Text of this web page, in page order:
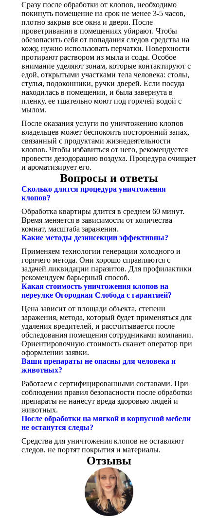
Сразу после обработки от клопов, необходимо
покинуть помещение на срок не менее 3-5 часов,
плотно закрыв все окна и двери. После
проветривания в помещениях убирают. Чтобы
обезопасить себя от попадания следов средства на
кожу, нужно использовать перчатки. Поверхности
протирают раствором из мыла и соды. Особое
внимание уделяют зонам, которые контактируют с
едой, открытыми участками тела человека: столы,
стулья, подоконники, ручки дверей. Если посуда
находилась в помещении, и была завернута в
пленку, ее тщательно моют под горячей водой с
мылом.
После оказания услуги по уничтожению клопов
владельцев может беспокоить посторонний запах,
связанный с продуктами жизнедеятельности
клопов. Чтобы избавиться от него, рекомендуется
провести дезодорацию воздуха. Процедура очищает
и ароматизирует его.
Вопросы и ответы
Сколько длится процедура уничтожения
клопов?
Обработка квартиры длится в среднем 60 минут.
Время меняется в зависимости от количества
комнат, масштаба заражения.
Какие методы дезинсекции эффективны?
Применяем технологии генерации холодного и
горячего метода. Они хорошо справляются с
задачей ликвидации паразитов. Для профилактики
рекомендуем барьерный способ.
Какая стоимость уничтожения клопов на
переулке Огородная Слобода с гарантией?
Цена зависит от площади объекта, степени
заражения, метода, который будет применяться для
удаления вредителей, и рассчитывается после
обследования помещения сотрудниками компании.
Ориентировочную стоимость скажет оператор при
оформлении заявки.
Ваши препараты не опасны для человека и
животных?
Работаем с сертифицированными составами. При
соблюдении правил безопасности после обработки
препараты не нанесут вреда здоровью людей и
животных.
После обработки на мягкой и корпусной мебели
не останутся следы?
Средства для уничтожения клопов не оставляют
следов, не портят покрытия и материалы.
Отзывы